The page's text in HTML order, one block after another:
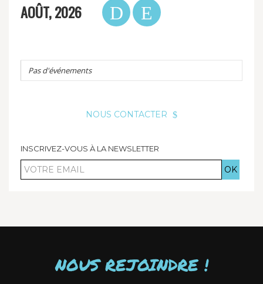
AOÛT, 2026
Pas d'événements
NOUS CONTACTER
INSCRIVEZ-VOUS À LA NEWSLETTER
Votre
email
NOUS REJOINDRE !